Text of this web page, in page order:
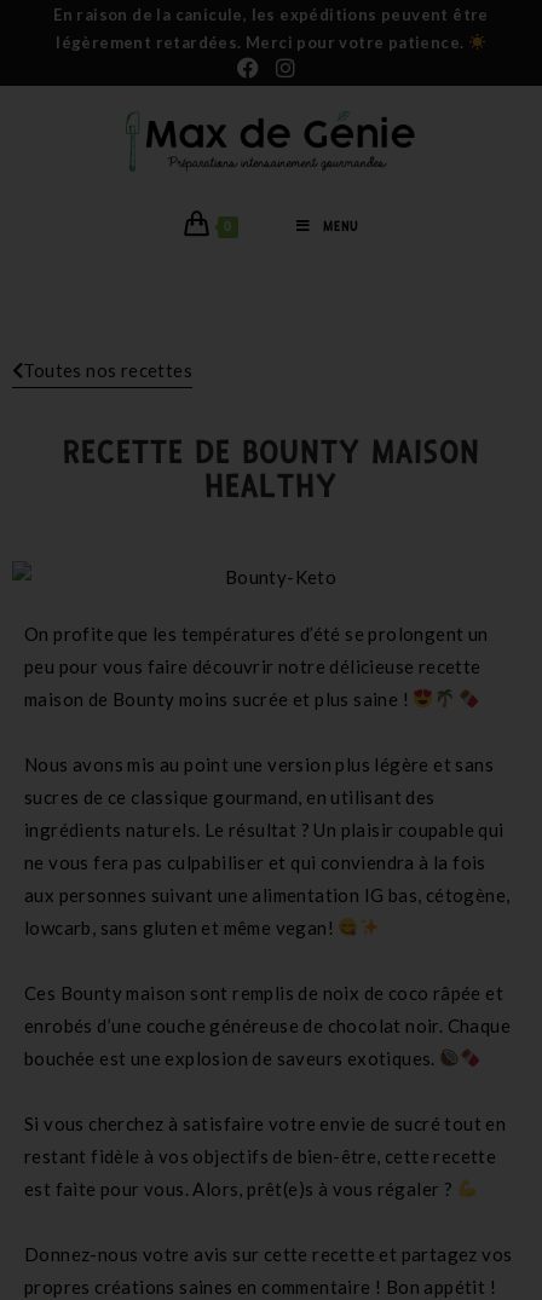
En raison de la canicule, les expéditions peuvent être
légèrement retardées. Merci pour votre patience.
0 MENU
Toutes nos recettes
RECETTE DE BOUNTY MAISON
HEALTHY
On profite que les températures d’été se prolongent un
peu pour vous faire découvrir notre délicieuse recette
maison de Bounty moins sucrée et plus saine !
Nous avons mis au point une version plus légère et sans
sucres de ce classique gourmand, en utilisant des
ingrédients naturels. Le résultat ? Un plaisir coupable qui
ne vous fera pas culpabiliser et qui conviendra à la fois
aux personnes suivant une alimentation IG bas, cétogène,
lowcarb, sans gluten et même vegan!
Ces Bounty maison sont remplis de noix de coco râpée et
enrobés d’une couche généreuse de chocolat noir. Chaque
bouchée est une explosion de saveurs exotiques.
Si vous cherchez à satisfaire votre envie de sucré tout en
restant fidèle à vos objectifs de bien-être, cette recette
est faite pour vous. Alors, prêt(e)s à vous régaler ?
Donnez-nous votre avis sur cette recette et partagez vos
propres créations saines en commentaire ! Bon appétit !